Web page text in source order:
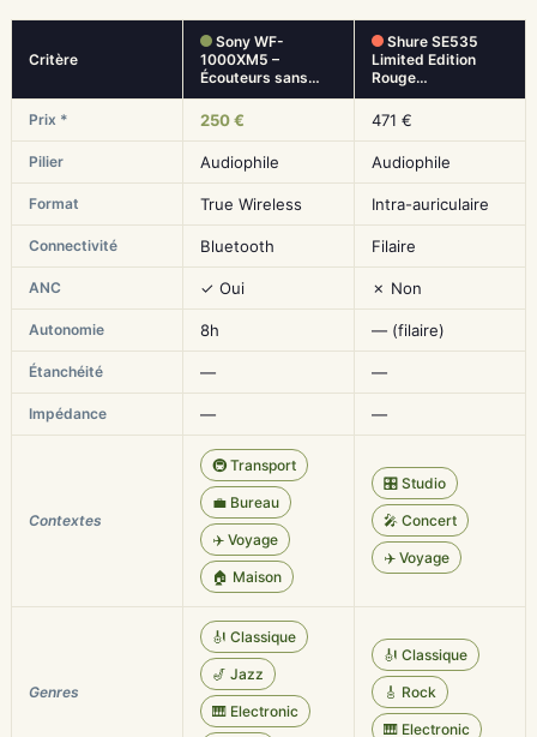
Critère
Sony WF-
1000XM5 –
Écouteurs sans…
Shure SE535
Limited Edition
Rouge…
Prix * 250 € 471 €
Pilier Audiophile Audiophile
Format True Wireless Intra-auriculaire
Connectivité Bluetooth Filaire
ANC ✓ Oui ✗ Non
Autonomie 8h — (filaire)
Étanchéité — —
Impédance — —
Contextes
🚇 Transport
💼 Bureau
✈️ Voyage
🏠 Maison
🎛️ Studio
🎤 Concert
✈️ Voyage
Genres
🎻 Classique
🎷 Jazz
🎹 Electronic
🎻 Classique
🎸 Rock
🎹 Electronic